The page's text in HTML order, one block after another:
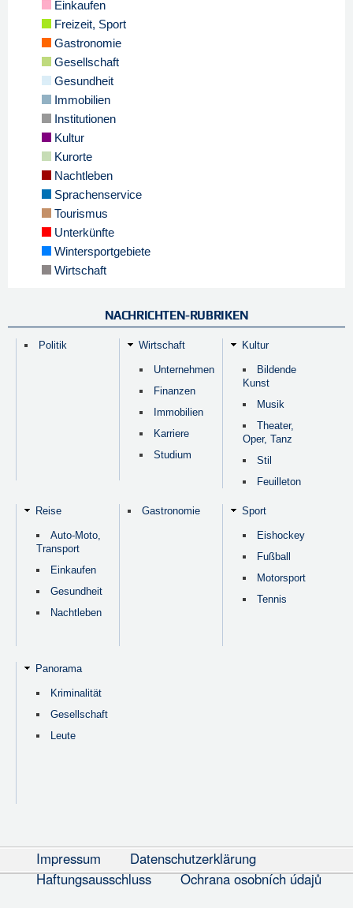
Einkaufen
Freizeit, Sport
Gastronomie
Gesellschaft
Gesundheit
Immobilien
Institutionen
Kultur
Kurorte
Nachtleben
Sprachenservice
Tourismus
Unterkünfte
Wintersportgebiete
Wirtschaft
NACHRICHTEN-RUBRIKEN
Politik Wirtschaft
Unternehmen
Finanzen
Immobilien
Karriere
Studium
Kultur
Bildende
Kunst
Musik
Theater,
Oper, Tanz
Stil
Feuilleton
Reise
Auto-Moto,
Transport
Einkaufen
Gesundheit
Nachtleben
Gastronomie Sport
Eishockey
Fußball
Motorsport
Tennis
Panorama
Kriminalität
Gesellschaft
Leute
Impressum
Datenschutzerklärung
Haftungsausschluss
Ochrana osobních údajů